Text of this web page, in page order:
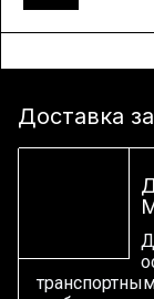
Доставка